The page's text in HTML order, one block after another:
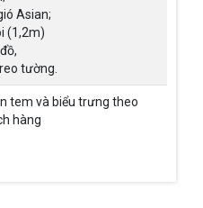
Asian;
(1,2m)
tường.
tem và biểu trưng theo
hàng